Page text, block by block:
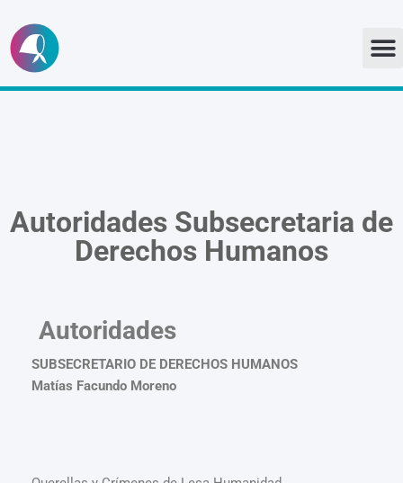
Ir
al
Autoridades Subsecretaria de
Derechos Humanos
Autoridades
SUBSECRETARIO DE DERECHOS HUMANOS
Matías Facundo Moreno